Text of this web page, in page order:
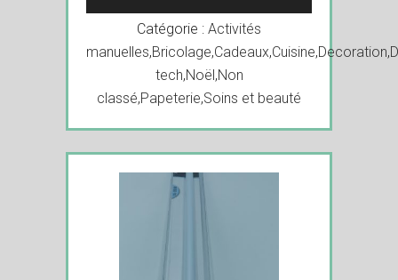
Catégorie : Activités
manuelles,Bricolage,Cadeaux,Cuisine,Decoration,
tech,Noël,Non
classé,Papeterie,Soins et beauté